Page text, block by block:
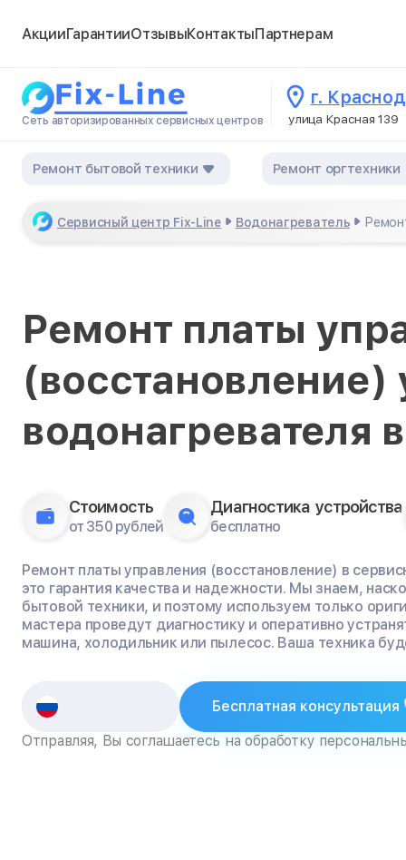
АкцииГарантииОтзывыКонтактыПартнерам
Сеть авторизированных сервисных центров
г.
улица Красная 139
Ремонт бытовой техники Ремонт оргтехники
Сервисный центр Fix-Line Водонагреватель
Ремонт платы
(восстановление)
водонагревателя
Стоимость
от 350 рублей
Диагностика устройства
бесплатно
Ремонт платы управления (восстановление) в
это гарантия качества и надежности. Мы знаем,
бытовой техники, и поэтому используем только
мастера проведут диагностику и оперативно
машина, холодильник или пылесос. Ваша техника
Бесплатная консультация
Отправляя, Вы соглашаетесь на обработку